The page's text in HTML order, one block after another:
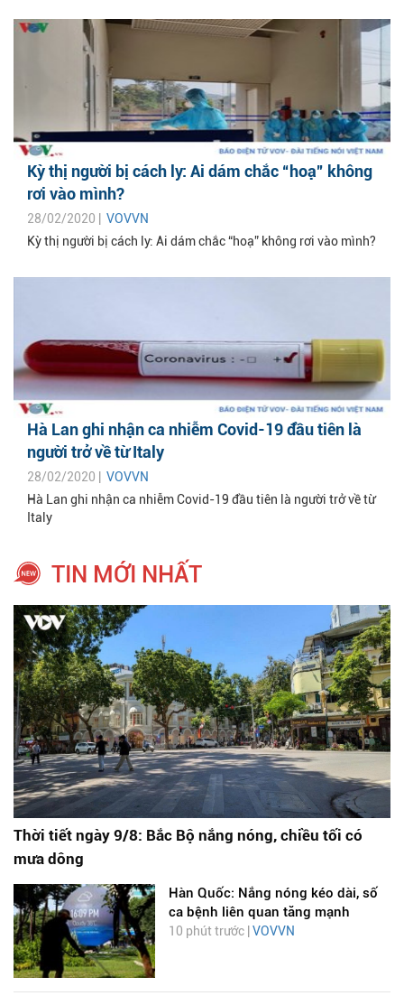
Kỳ thị người bị cách ly: Ai dám chắc “hoạ” không
rơi vào mình?
28/02/2020 | VOVVN
Kỳ thị người bị cách ly: Ai dám chắc “hoạ” không rơi vào mình?
Hà Lan ghi nhận ca nhiễm Covid-19 đầu tiên là
người trở về từ Italy
28/02/2020 | VOVVN
Hà Lan ghi nhận ca nhiễm Covid-19 đầu tiên là người trở về từ
Italy
TIN MỚI NHẤT
Thời tiết ngày 9/8: Bắc Bộ nắng nóng, chiều tối có
mưa dông
Hàn Quốc: Nắng nóng kéo dài, số
ca bệnh liên quan tăng mạnh
10 phút trước |VOVVN